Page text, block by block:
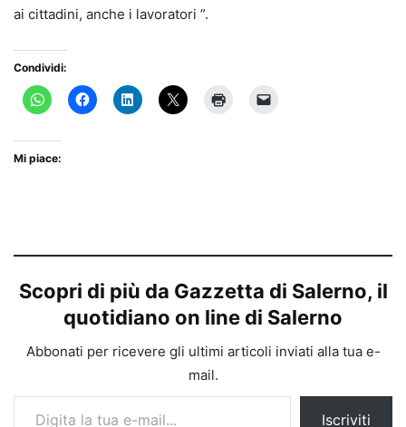
ai cittadini, anche i lavoratori ”.
Condividi:
Mi piace:
Scopri di più da Gazzetta di Salerno, il
quotidiano on line di Salerno
Abbonati per ricevere gli ultimi articoli inviati alla tua e-
mail.
Digita la tua e-mail...
Iscriviti